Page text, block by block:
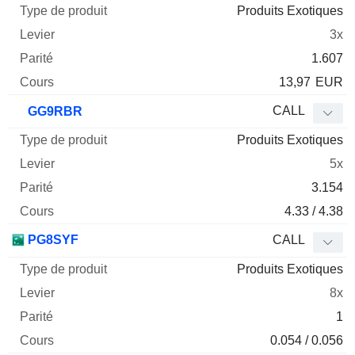
Produits Exotiques
3x
1.607
13,97 EUR
GG9RBR CALL
Produits Exotiques
5x
3.154
4.33 / 4.38
PG8SYF CALL
Produits Exotiques
8x
1
0.054 / 0.056